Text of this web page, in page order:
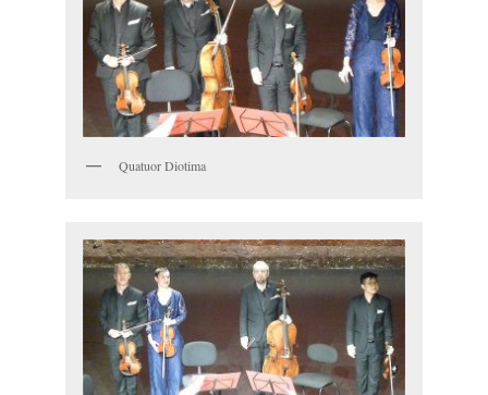
Quatuor Diotima